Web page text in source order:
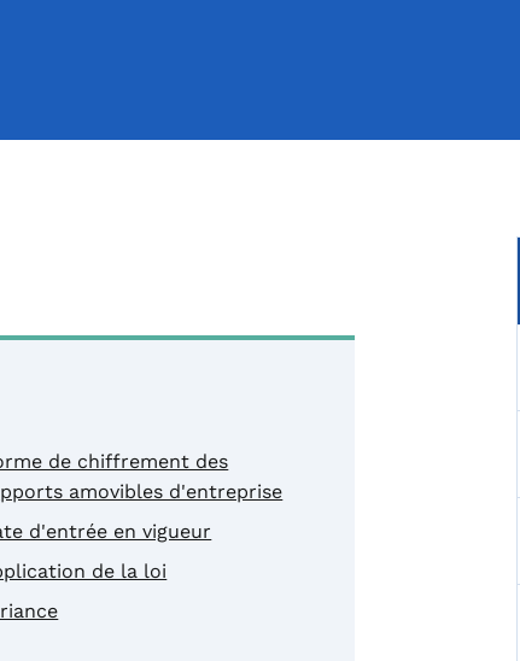
de chiffrement des
amovibles d'entreprise
d'entrée en vigueur
de la loi